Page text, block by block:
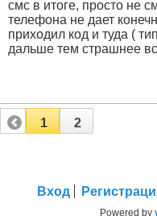
смс в итоге, просто не
телефона не дает
приходил код и туда (
дальше тем страшнее
1 2
Вход
Powered by